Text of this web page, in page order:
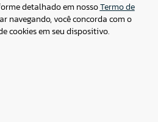
detalhado em nossoTermo de
navegando, você concorda com o
cookies em seu dispositivo.